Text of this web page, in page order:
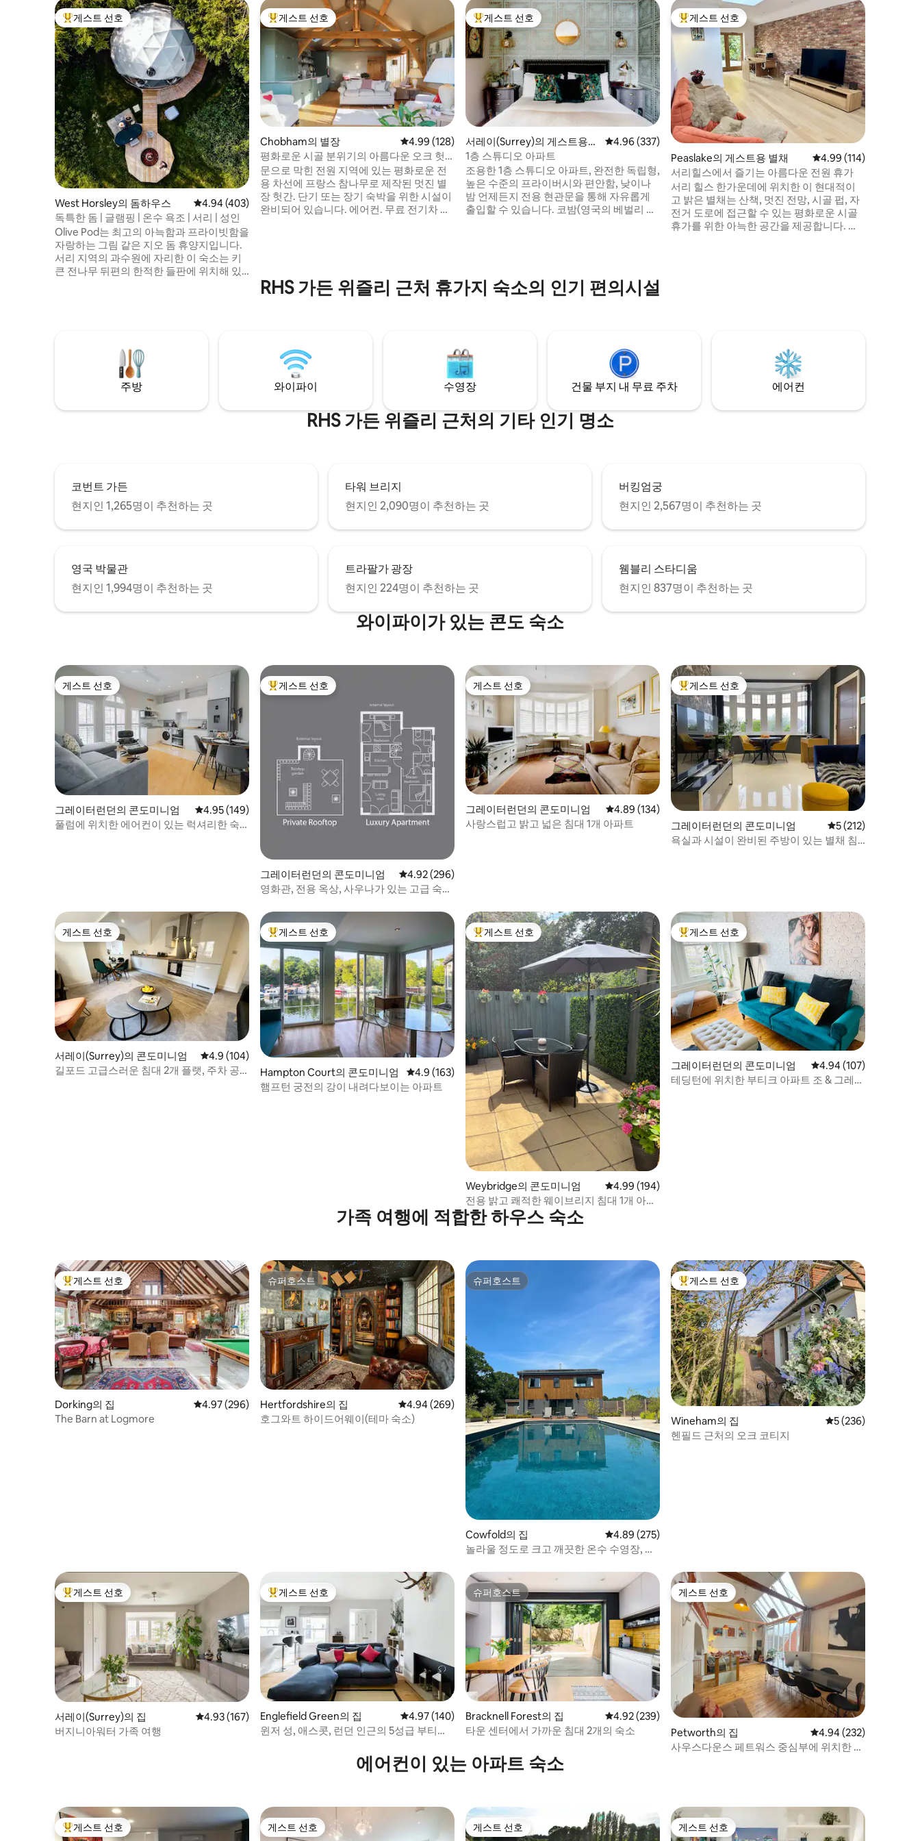
상위 게스트 선호
게스트 선호
West Horsley의 돔하우스 평점 4.94점(5점 만점), 후기 403개
4.94 (403)
독특한 돔 | 글램핑 | 온수 욕조 | 서리 | 성인
Olive Pod는 최고의 아늑함과 프라이빗함을
자랑하는 그림 같은 지오 돔 휴양지입니다.
서리 지역의 과수원에 자리한 이 숙소는 키
큰 전나무 뒤편의 한적한 들판에 위치해 있
충전할 수 있는 완벽한 장소입니다. 커플이
나 친구들에게 이상적입니다. 유아, 어린이
또는 반려동물 동반 불가.
상위 게스트 선호
게스트 선호
Chobham의 별장 평점 4.99점(5점 만점), 후기 128개
4.99 (128)
평화로운 시골 분위기의 아름다운 오크 헛
간
문으로 막힌 전원 지역에 있는 평화로운 전
용 차선에 프랑스 참나무로 제작된 멋진 별
장 헛간. 단기 또는 장기 숙박을 위한 시설이
완비되어 있습니다. 에어컨. 무료 전기차 충
서 런던으로 가는 고속철도. 성소수자 + 친
절함. 친절한 스파니엘과 샴 고양이.
상위 게스트 선호
게스트 선호
서레이(Surrey)의 게스트용
별채
평점 4.96점(5점 만점), 후기 337개
4.96 (337)
1층 스튜디오 아파트
조용한 1층 스튜디오 아파트, 완전한 독립형,
높은 수준의 프라이버시와 편안함, 낮이나
밤 언제든지 전용 현관문을 통해 자유롭게
출입할 수 있습니다. 코밤(영국의 베벌리 힐
차). 공항: 히드로(10마일), 개트윅(16마일).
런던 워털루행 기차: 35분.
상위 게스트 선호
게스트 선호
Peaslake의 게스트용 별채 평점 4.99점(5점 만점),
4.99 (114)
서리힐스에서 즐기는 아름다운 전원 휴가
서리 힐스 한가운데에 위치한 이 현대적이
고 밝은 별채는 산책, 멋진 전망, 시골 펍, 자
전거 도로에 접근할 수 있는 평화로운 시골
휴가를 위한 아늑한 공간을 제공합니다. 전
RHS 가든 위즐리 근처 휴가지 숙소의 인기 편의시설
주방 와이파이 수영장 건물 부지 내 무료 주차 에어컨
RHS 가든 위즐리 근처의 기타 인기 명소
코번트 가든
현지인 1,265명이 추천하는 곳
타워 브리지
현지인 2,090명이 추천하는 곳
버킹엄궁
현지인 2,567명이 추천하는 곳
영국 박물관
현지인 1,994명이 추천하는 곳
트라팔가 광장
현지인 224명이 추천하는 곳
웸블리 스타디움
현지인 837명이 추천하는 곳
와이파이가 있는 콘도 숙소
게스트 선호
게스트 선호
그레이터런던의 콘도미니엄 평점 4.95점(5점 만점), 후기 149개
4.95 (149)
풀럼에 위치한 에어컨이 있는 럭셔리한 숙
상위 게스트 선호
게스트 선호
그레이터런던의 콘도미니엄 평점 4.92점(5점 만점), 후기 296개
4.92 (296)
영화관, 전용 옥상, 사우나가 있는 고급 숙소
게스트 선호
게스트 선호
그레이터런던의 콘도미니엄 평점 4.89점(5점 만점), 후기 134개
4.89 (134)
사랑스럽고 밝고 넓은 침대 1개 아파트
상위 게스트 선호
게스트 선호
그레이터런던의 콘도미니엄 평점 5점(5점 만점),
5 (212)
욕실과 시설이 완비된 주방이 있는 별채 침
게스트 선호
게스트 선호
서레이(Surrey)의 콘도미니엄 평점 4.9점(5점 만점), 후기 104개
4.9 (104)
길포드 고급스러운 침대 2개 플랫, 주차 공
상위 게스트 선호
게스트 선호
Hampton Court의 콘도미니엄 평점 4.9점(5점 만점), 후기 163개
4.9 (163)
햄프턴 궁전의 강이 내려다보이는 아파트
상위 게스트 선호
게스트 선호
Weybridge의 콘도미니엄 평점 4.99점(5점 만점), 후기 194개
4.99 (194)
전용 밝고 쾌적한 웨이브리지 침대 1개 아파
트
상위 게스트 선호
게스트 선호
그레이터런던의 콘도미니엄 평점 4.94점(5점 만점),
4.94 (107)
테딩턴에 위치한 부티크 아파트 조 & 그레이
가족 여행에 적합한 하우스 숙소
상위 게스트 선호
게스트 선호
Dorking의 집 평점 4.97점(5점 만점), 후기 296개
4.97 (296)
The Barn at Logmore
슈퍼호스트
슈퍼호스트
Hertfordshire의 집 평점 4.94점(5점 만점), 후기 269개
4.94 (269)
호그와트 하이드어웨이(테마 숙소)
슈퍼호스트
슈퍼호스트
Cowfold의 집 평점 4.89점(5점 만점), 후기 275개
4.89 (275)
놀라울 정도로 크고 깨끗한 온수 수영장, 전
상위 게스트 선호
게스트 선호
Wineham의 집 평점 5점(5점 만점),
5 (236)
헨필드 근처의 오크 코티지
상위 게스트 선호
게스트 선호
서레이(Surrey)의 집 평점 4.93점(5점 만점), 후기 167개
4.93 (167)
버지니아워터 가족 여행
상위 게스트 선호
게스트 선호
Englefield Green의 집 평점 4.97점(5점 만점), 후기 140개
4.97 (140)
윈저 성, 애스콧, 런던 인근의 5성급 부티크
슈퍼호스트
슈퍼호스트
Bracknell Forest의 집 평점 4.92점(5점 만점), 후기 239개
4.92 (239)
타운 센터에서 가까운 침대 2개의 숙소
게스트 선호
게스트 선호
Petworth의 집 평점 4.94점(5점 만점),
4.94 (232)
사우스다운스 페트워스 중심부에 위치한 독
에어컨이 있는 아파트 숙소
상위 게스트 선호
게스트 선호 게스트 선호
게스트 선호 게스트 선호
게스트 선호 게스트 선호
게스트 선호